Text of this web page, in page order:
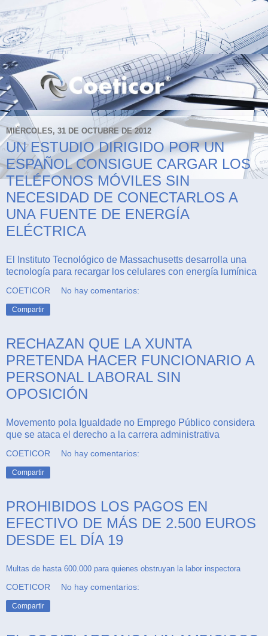
MIÉRCOLES, 31 DE OCTUBRE DE 2012
UN ESTUDIO DIRIGIDO POR UN
ESPAÑOL CONSIGUE CARGAR LOS
TELÉFONOS MÓVILES SIN
NECESIDAD DE CONECTARLOS A
UNA FUENTE DE ENERGÍA
ELÉCTRICA
El Instituto Tecnológico de Massachusetts desarrolla una
tecnología para recargar los celulares con energía lumínica
COETICOR No hay comentarios:
Compartir
RECHAZAN QUE LA XUNTA
PRETENDA HACER FUNCIONARIO A
PERSONAL LABORAL SIN
OPOSICIÓN
Movemento pola Igualdade no Emprego Público considera
que se ataca el derecho a la carrera administrativa
COETICOR No hay comentarios:
Compartir
PROHIBIDOS LOS PAGOS EN
EFECTIVO DE MÁS DE 2.500 EUROS
DESDE EL DÍA 19
Multas de hasta 600.000 para quienes obstruyan la labor inspectora
COETICOR No hay comentarios:
Compartir